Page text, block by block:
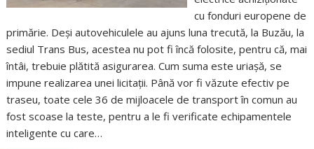
cu fonduri europene de
primărie. Deși autovehiculele au ajuns luna trecută, la Buzău, la
sediul Trans Bus, acestea nu pot fi încă folosite, pentru că, mai
întâi, trebuie plătită asigurarea. Cum suma este uriașă, se
impune realizarea unei licitații. Până vor fi văzute efectiv pe
traseu, toate cele 36 de mijloacele de transport în comun au
fost scoase la teste, pentru a le fi verificate echipamentele
inteligente cu care…